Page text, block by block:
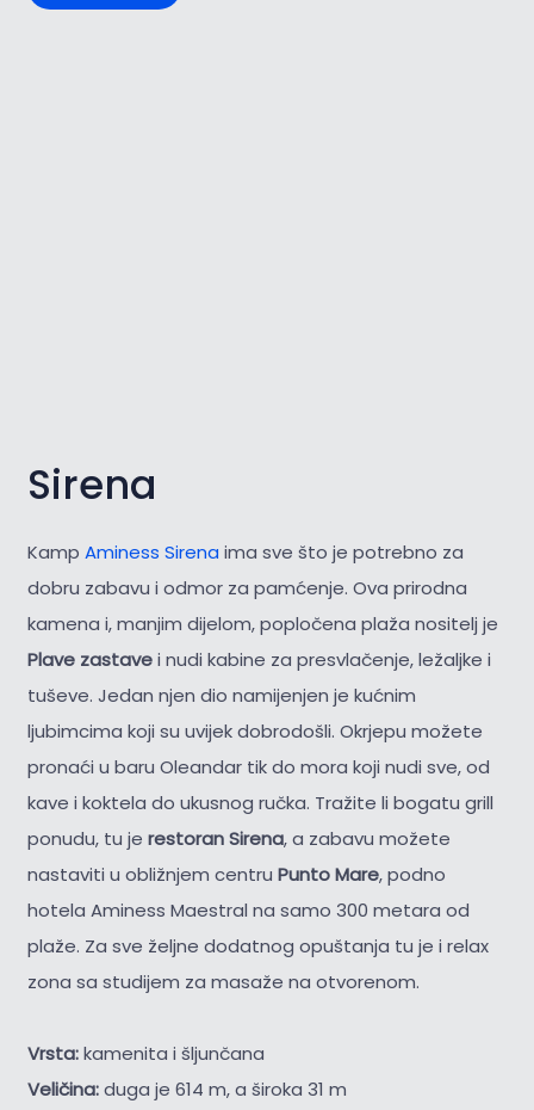
Sirena
Kamp Aminess Sirena ima sve što je potrebno za
dobru zabavu i odmor za pamćenje. Ova prirodna
kamena i, manjim dijelom, popločena plaža nositelj je
Plave zastavei nudi kabine za presvlačenje, ležaljke i
tuševe. Jedan njen dio namijenjen je kućnim
ljubimcima koji su uvijek dobrodošli. Okrjepu možete
pronaći u baru Oleandar tik do mora koji nudi sve, od
kave i koktela do ukusnog ručka. Tražite li bogatu grill
ponudu, tu je restoran Sirena, a zabavu možete
nastaviti u obližnjem centru Punto Mare, podno
hotela Aminess Maestral na samo 300 metara od
plaže. Za sve željne dodatnog opuštanja tu je i relax
zona sa studijem za masaže na otvorenom.
Vrsta:kamenita i šljunčana
Veličina:duga je 614 m, a široka 31 m